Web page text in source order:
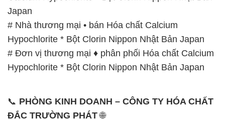
Hypochlorite * Bột Clorin Nippon Nhật Bản Japan
📞PHÒNG KINH DOANH – CÔNG TY HÓA CHẤT
ĐẮC TRƯỜNG PHÁT🌐
🌐 Website: https://hoachatdetnhuom.com/
– 0933.920.505 – 028.3504.5555